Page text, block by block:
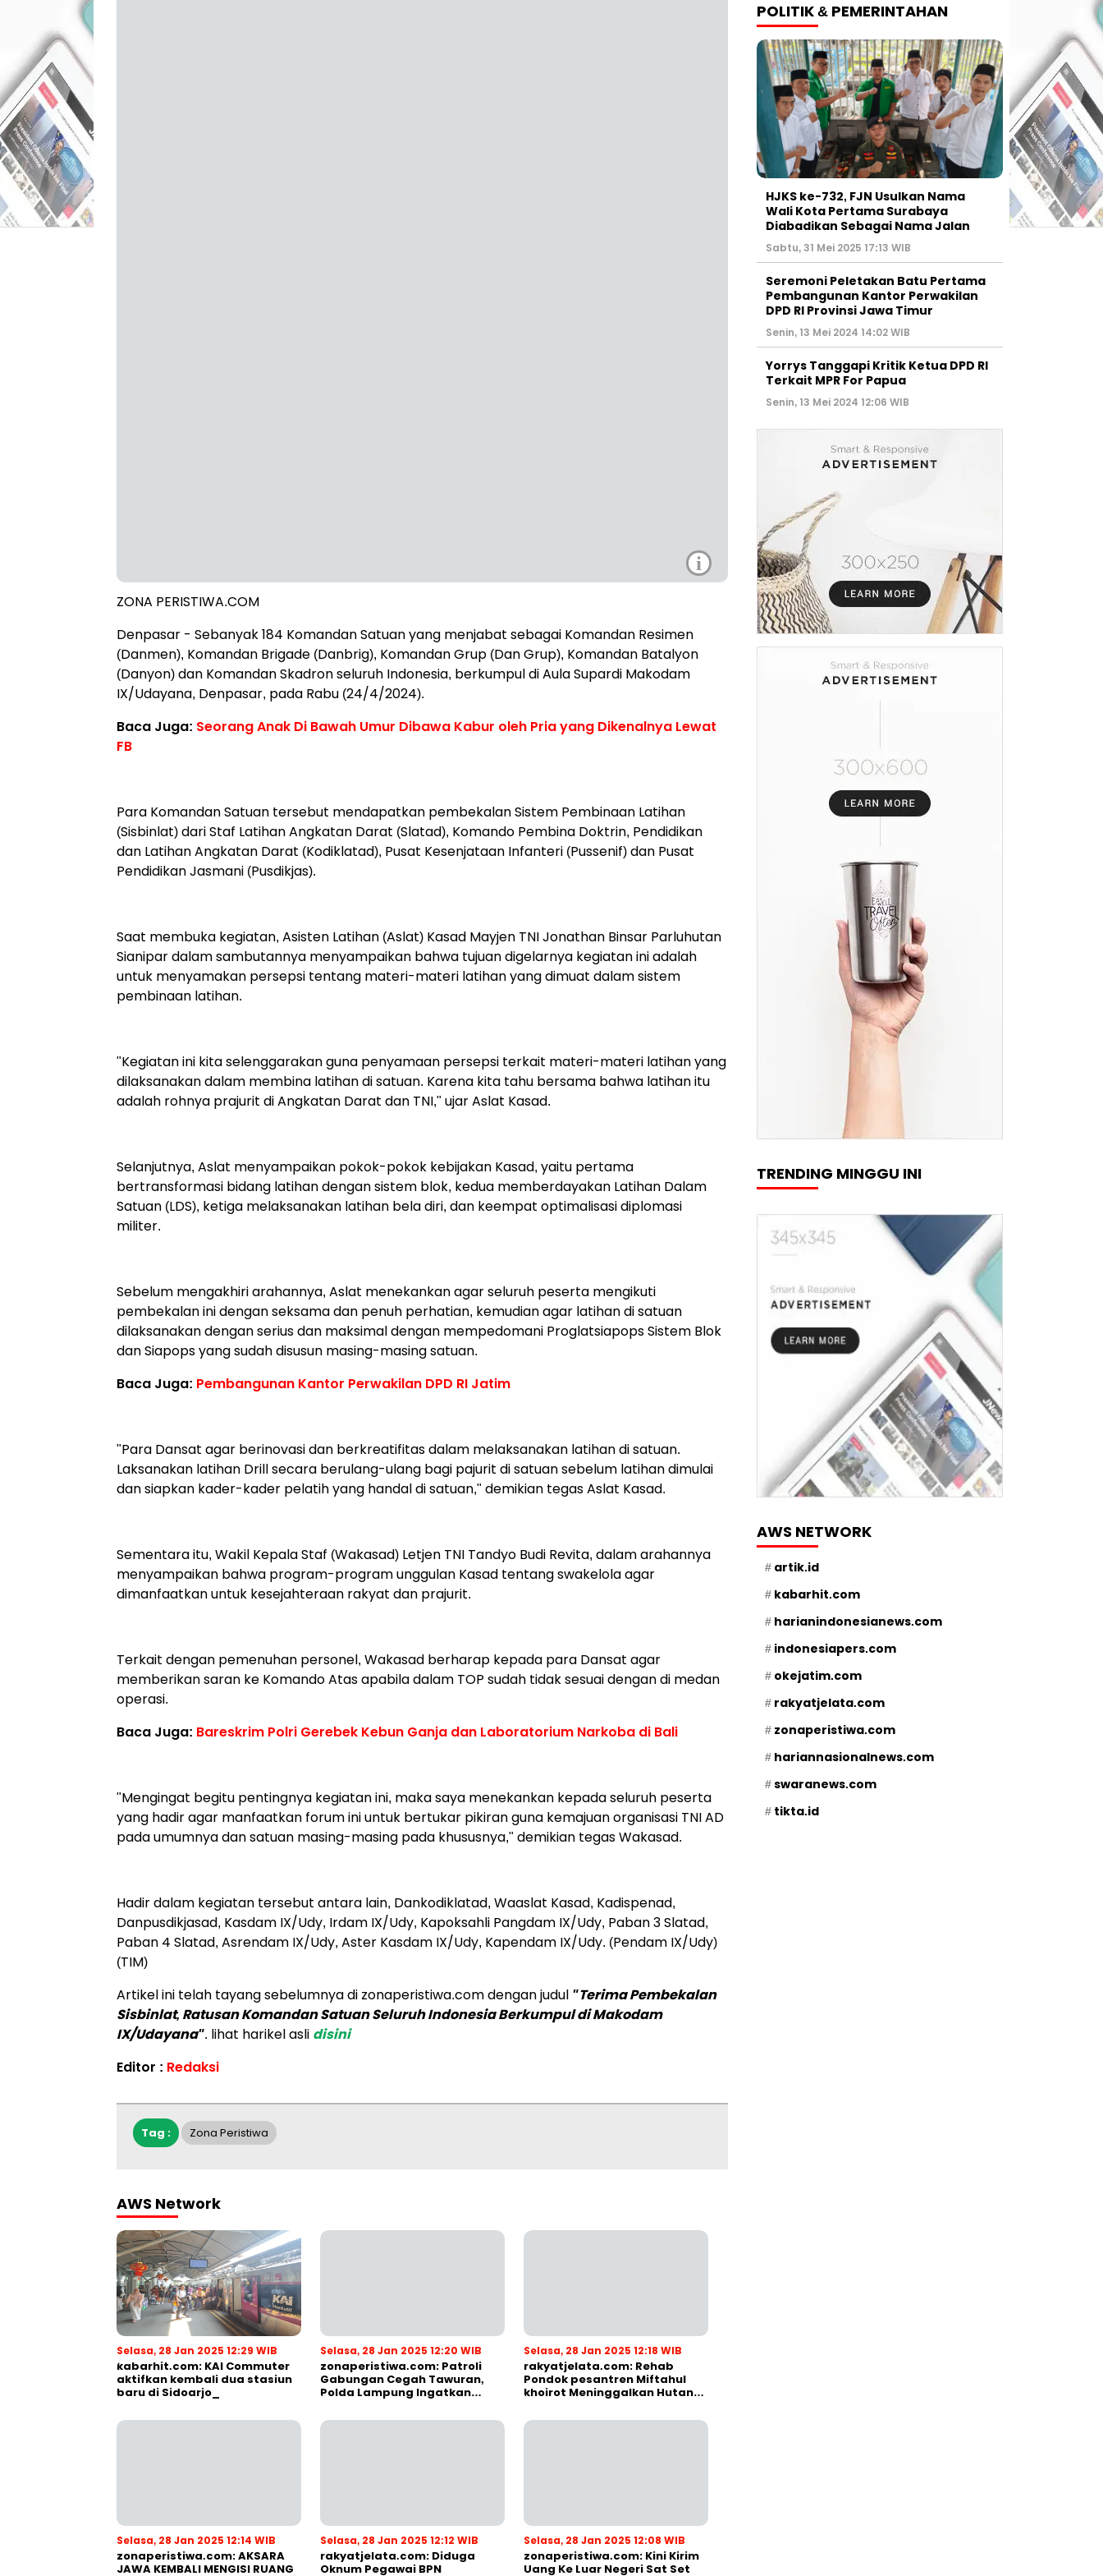
i
ZONA PERISTIWA.COM
Denpasar - Sebanyak 184 Komandan Satuan yang menjabat sebagai Komandan Resimen
(Danmen), Komandan Brigade (Danbrig), Komandan Grup (Dan Grup), Komandan Batalyon
(Danyon) dan Komandan Skadron seluruh Indonesia, berkumpul di Aula Supardi Makodam
IX/Udayana, Denpasar, pada Rabu (24/4/2024).
Baca Juga: Seorang Anak Di Bawah Umur Dibawa Kabur oleh Pria yang Dikenalnya Lewat
FB
Para Komandan Satuan tersebut mendapatkan pembekalan Sistem Pembinaan Latihan
(Sisbinlat) dari Staf Latihan Angkatan Darat (Slatad), Komando Pembina Doktrin, Pendidikan
dan Latihan Angkatan Darat (Kodiklatad), Pusat Kesenjataan Infanteri (Pussenif) dan Pusat
Pendidikan Jasmani (Pusdikjas).
Saat membuka kegiatan, Asisten Latihan (Aslat) Kasad Mayjen TNI Jonathan Binsar Parluhutan
Sianipar dalam sambutannya menyampaikan bahwa tujuan digelarnya kegiatan ini adalah
untuk menyamakan persepsi tentang materi-materi latihan yang dimuat dalam sistem
pembinaan latihan.
"Kegiatan ini kita selenggarakan guna penyamaan persepsi terkait materi-materi latihan yang
dilaksanakan dalam membina latihan di satuan. Karena kita tahu bersama bahwa latihan itu
adalah rohnya prajurit di Angkatan Darat dan TNI," ujar Aslat Kasad.
Selanjutnya, Aslat menyampaikan pokok-pokok kebijakan Kasad, yaitu pertama
bertransformasi bidang latihan dengan sistem blok, kedua memberdayakan Latihan Dalam
Satuan (LDS), ketiga melaksanakan latihan bela diri, dan keempat optimalisasi diplomasi
militer.
Sebelum mengakhiri arahannya, Aslat menekankan agar seluruh peserta mengikuti
pembekalan ini dengan seksama dan penuh perhatian, kemudian agar latihan di satuan
dilaksanakan dengan serius dan maksimal dengan mempedomani Proglatsiapops Sistem Blok
dan Siapops yang sudah disusun masing-masing satuan.
Baca Juga: Pembangunan Kantor Perwakilan DPD RI Jatim
"Para Dansat agar berinovasi dan berkreatifitas dalam melaksanakan latihan di satuan.
Laksanakan latihan Drill secara berulang-ulang bagi pajurit di satuan sebelum latihan dimulai
dan siapkan kader-kader pelatih yang handal di satuan," demikian tegas Aslat Kasad.
Sementara itu, Wakil Kepala Staf (Wakasad) Letjen TNI Tandyo Budi Revita, dalam arahannya
menyampaikan bahwa program-program unggulan Kasad tentang swakelola agar
dimanfaatkan untuk kesejahteraan rakyat dan prajurit.
Terkait dengan pemenuhan personel, Wakasad berharap kepada para Dansat agar
memberikan saran ke Komando Atas apabila dalam TOP sudah tidak sesuai dengan di medan
operasi.
Baca Juga: Bareskrim Polri Gerebek Kebun Ganja dan Laboratorium Narkoba di Bali
"Mengingat begitu pentingnya kegiatan ini, maka saya menekankan kepada seluruh peserta
yang hadir agar manfaatkan forum ini untuk bertukar pikiran guna kemajuan organisasi TNI AD
pada umumnya dan satuan masing-masing pada khususnya," demikian tegas Wakasad.
Hadir dalam kegiatan tersebut antara lain, Dankodiklatad, Waaslat Kasad, Kadispenad,
Danpusdikjasad, Kasdam IX/Udy, Irdam IX/Udy, Kapoksahli Pangdam IX/Udy, Paban 3 Slatad,
Paban 4 Slatad, Asrendam IX/Udy, Aster Kasdam IX/Udy, Kapendam IX/Udy. (Pendam IX/Udy)
(TIM)
Artikel ini telah tayang sebelumnya di zonaperistiwa.com dengan judul "Terima Pembekalan
Sisbinlat, Ratusan Komandan Satuan Seluruh Indonesia Berkumpul di Makodam
IX/Udayana". lihat harikel asli disini
Editor : Redaksi
Tag : Zona Peristiwa
AWS Network
Selasa, 28 Jan 2025 12:29 WIB
kabarhit.com: KAI Commuter
aktifkan kembali dua stasiun
baru di Sidoarjo_
Selasa, 28 Jan 2025 12:20 WIB
zonaperistiwa.com: Patroli
Gabungan Cegah Tawuran,
Polda Lampung Ingatkan
Selasa, 28 Jan 2025 12:18 WIB
rakyatjelata.com: Rehab
Pondok pesantren Miftahul
khoirot Meninggalkan Hutang
PUPR Harus Bertanggung
Jawab
Selasa, 28 Jan 2025 12:14 WIB
zonaperistiwa.com: AKSARA
JAWA KEMBALI MENGISI RUANG
Selasa, 28 Jan 2025 12:12 WIB
rakyatjelata.com: Diduga
Oknum Pegawai BPN
Selasa, 28 Jan 2025 12:08 WIB
zonaperistiwa.com: Kini Kirim
Uang Ke Luar Negeri Sat Set
POLITIK & PEMERINTAHAN
HJKS ke-732, FJN Usulkan Nama
Wali Kota Pertama Surabaya
Diabadikan Sebagai Nama Jalan
Sabtu, 31 Mei 2025 17:13 WIB
Seremoni Peletakan Batu Pertama
Pembangunan Kantor Perwakilan
DPD RI Provinsi Jawa Timur
Senin, 13 Mei 2024 14:02 WIB
Yorrys Tanggapi Kritik Ketua DPD RI
Terkait MPR For Papua
Senin, 13 Mei 2024 12:06 WIB
TRENDING MINGGU INI
AWS NETWORK
artik.id
kabarhit.com
harianindonesianews.com
indonesiapers.com
okejatim.com
rakyatjelata.com
zonaperistiwa.com
hariannasionalnews.com
swaranews.com
tikta.id